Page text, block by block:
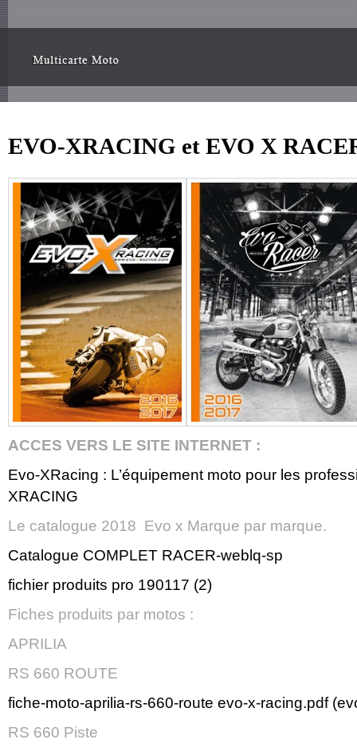
EVO-XRACING et EVO X
ACCES VERS LE SITE INTERNET :
Evo-XRacing : L’équipement moto pour les
XRACING
Le catalogue 2018 Evo x Marque par marque.
Catalogue COMPLET RACER-weblq-sp
fichier produits pro 190117 (2)
Fiches produits par motos :
APRILIA
RS 660 ROUTE
fiche-moto-aprilia-rs-660-route evo-x-racing.pdf
RS 660 Piste